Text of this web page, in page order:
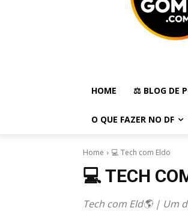
HOME ⚖️ BLOG DE
O QUE FAZER NO DF
Home 💻 Tech com Eldo
💻 TECH
Tech com Eld🌎 | Um